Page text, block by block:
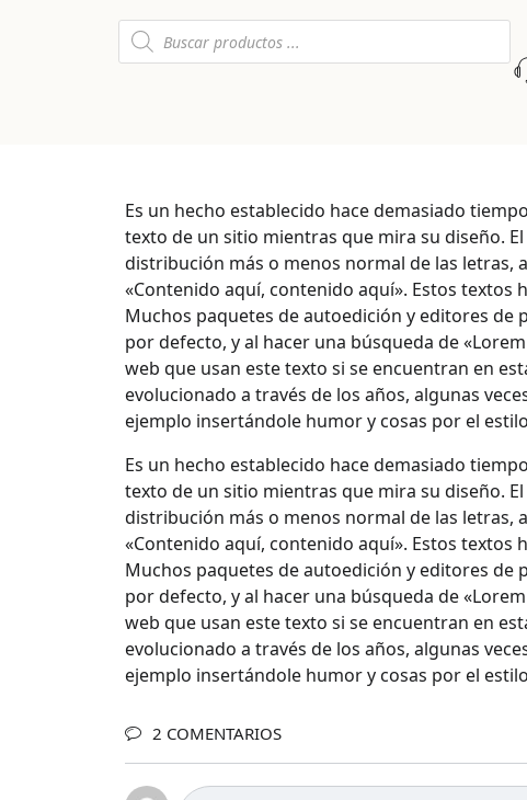
Es un hecho establecido hace demasiado
texto de un sitio mientras que mira su diseño.
distribución más o menos normal de las
«Contenido aquí, contenido aquí». Estos textos
Muchos paquetes de autoedición y editores de
por defecto, y al hacer una búsqueda de
web que usan este texto si se encuentran en
evolucionado a través de los años, algunas
ejemplo insertándole humor y cosas por el
Es un hecho establecido hace demasiado
texto de un sitio mientras que mira su diseño.
distribución más o menos normal de las
«Contenido aquí, contenido aquí». Estos textos
Muchos paquetes de autoedición y editores de
por defecto, y al hacer una búsqueda de
web que usan este texto si se encuentran en
evolucionado a través de los años, algunas
ejemplo insertándole humor y cosas por el
2 COMENTARIOS